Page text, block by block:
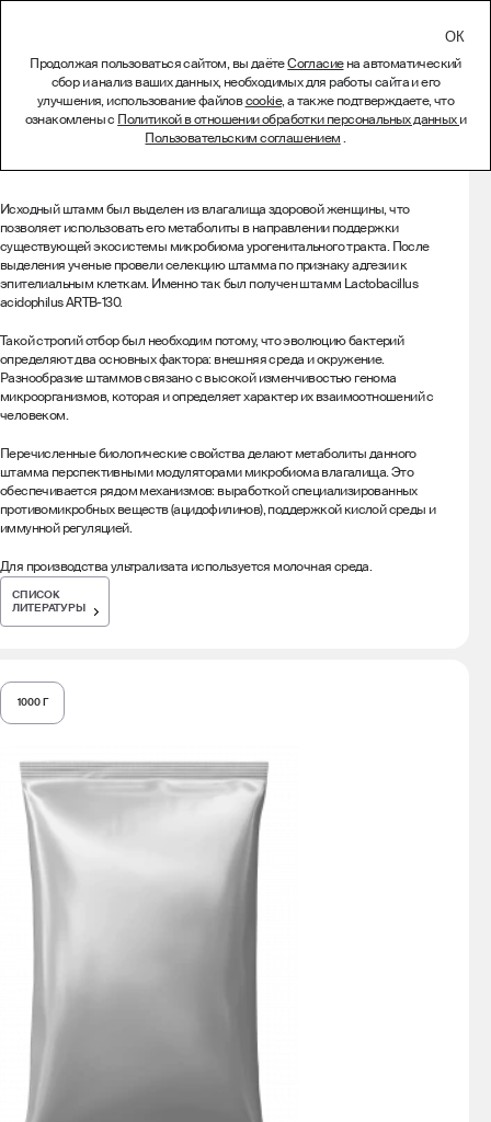
Ультрализат Lactobacillus
acidophilus ARTB-130
Описание
Исходный штамм был выделен из влагалища здоровой женщины, что
позволяет использовать его метаболиты в направлении поддержки
существующей экосистемы микробиома урогенитального тракта. После
выделения ученые провели селекцию штамма по признаку адгезии к
эпителиальным клеткам. Именно так был получен штамм Lactobacillus
acidophilus ARTB-130.
Такой строгий отбор был необходим потому, что эволюцию бактерий
определяют два основных фактора: внешняя среда и окружение.
Разнообразие штаммов связано с высокой изменчивостью генома
микроорганизмов, которая и определяет характер их взаимоотношений с
человеком.
Перечисленные биологические свойства делают метаболиты данного
штамма перспективными модуляторами микробиома влагалища. Это
обеспечивается рядом механизмов: выработкой специализированных
противомикробных веществ (ацидофилинов), поддержкой кислой среды и
иммунной регуляцией.
Для производства ультрализата используется молочная среда.
СПИСОК
ЛИТЕРАТУРЫ
1000 Г
Продолжая пользоваться сайтом, вы даётеСогласиена автоматический
сбор и анализ ваших данных, необходимых для работы сайта и его
улучшения, использование файловcookie, а также подтверждаете, что
ознакомлены с Политикой в отношении обработки персональных данныхи
Пользовательским соглашением.